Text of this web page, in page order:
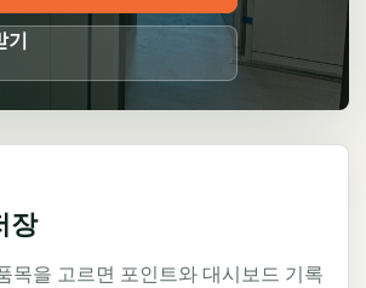
기
장
목을 고르면 포인트와 대시보드 기록